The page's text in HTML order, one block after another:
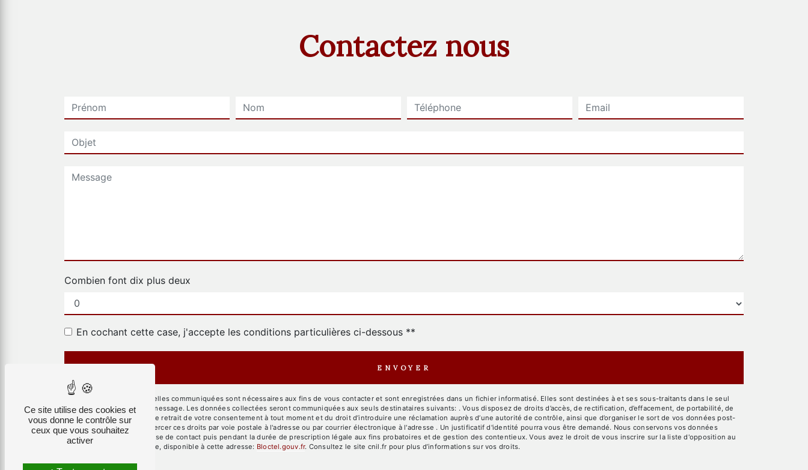
Contactez nous
Combien font dix plus deux
En cochant cette case, j'accepte les conditions particulières ci-dessous **
ENVOYER
** Les données personnelles communiquées sont nécessaires aux fins de vous contacter et sont enregistrées dans un fichier informatisé. Elles sont destinées à et ses sous-traitants dans le seul
but de répondre à votre message. Les données collectées seront communiquées aux seuls destinataires suivants: . Vous disposez de droits d’accès, de rectification, d’effacement, de portabilité, de
limitation, d’opposition, de retrait de votre consentement à tout moment et du droit d’introduire une réclamation auprès d’une autorité de contrôle, ainsi que d’organiser le sort de vos données post-
mortem. Vous pouvez exercer ces droits par voie postale à l'adresse ou par courrier électronique à l'adresse . Un justificatif d'identité pourra vous être demandé. Nous conservons vos données
pendant la période de prise de contact puis pendant la durée de prescription légale aux fins probatoires et de gestion des contentieux. Vous avez le droit de vous inscrire sur la liste d'opposition au
démarchage téléphonique, disponible à cette adresse: Bloctel.gouv.fr. Consultez le site cnil.fr pour plus d’informations sur vos droits.
Ce site utilise des cookies et
vous donne le contrôle sur
ceux que vous souhaitez
activer